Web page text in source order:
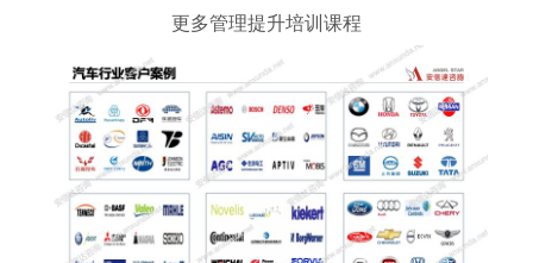
更多管理提升培训课程